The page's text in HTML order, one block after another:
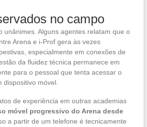
no campo
unânimes. Alguns agentes relatam que o
Arena e i-Prof gera às vezes
especialmente em conexões de
da fluidez técnica permanece em
para o pessoal que tenta acessar o
dispositivo móvel.
de experiência em outras academias
móvel progressivo do Arena desde
a partir de um telefone é tecnicamente